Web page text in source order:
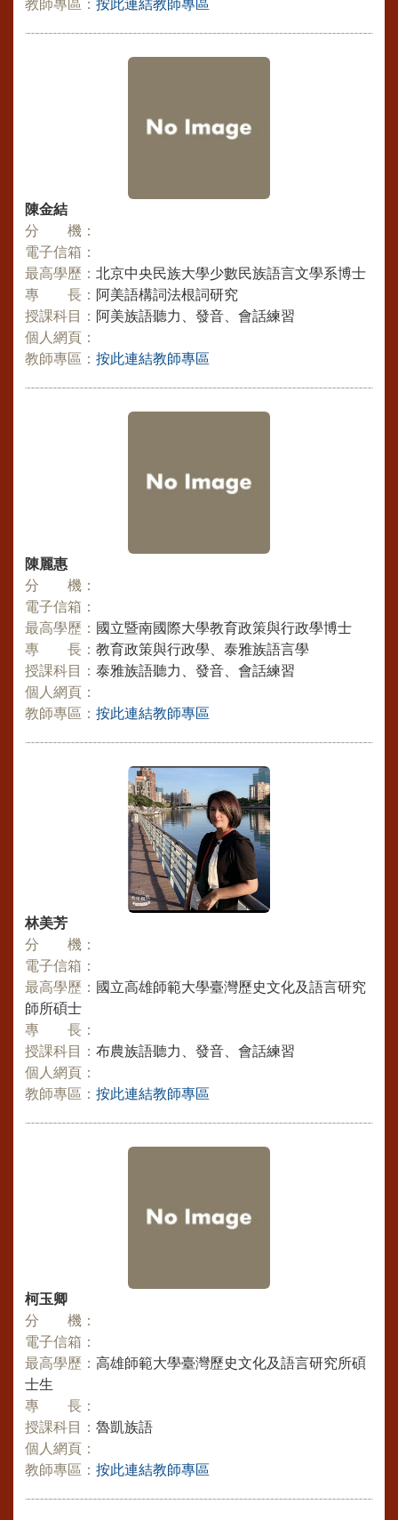
教師專區： 按此連結教師專區
陳金結
分 機：
電子信箱：
最高學歷： 北京中央民族大學少數民族語言文學系博士
專 長： 阿美語構詞法根詞研究
授課科目： 阿美族語聽力、發音、會話練習
個人網頁：
教師專區： 按此連結教師專區
陳麗惠
分 機：
電子信箱：
最高學歷： 國立暨南國際大學教育政策與行政學博士
專 長： 教育政策與行政學、泰雅族語言學
授課科目： 泰雅族語聽力、發音、會話練習
個人網頁：
教師專區： 按此連結教師專區
林美芳
分 機：
電子信箱：
最高學歷： 國立高雄師範大學臺灣歷史文化及語言研究
師所碩士
專 長：
授課科目： 布農族語聽力、發音、會話練習
個人網頁：
教師專區： 按此連結教師專區
柯玉卿
分 機：
電子信箱：
最高學歷： 高雄師範大學臺灣歷史文化及語言研究所碩
士生
專 長：
授課科目： 魯凱族語
個人網頁：
教師專區： 按此連結教師專區